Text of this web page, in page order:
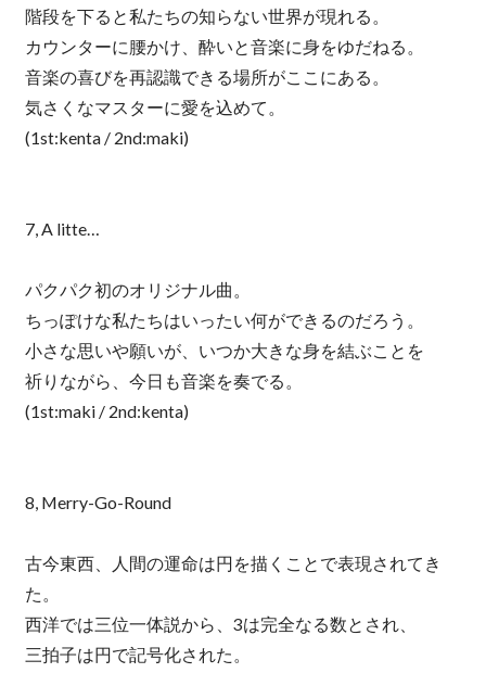
階段を下ると私たちの知らない世界が現れる。
カウンターに腰かけ、酔いと音楽に身をゆだねる。
音楽の喜びを再認識できる場所がここにある。
気さくなマスターに愛を込めて。
(1st:kenta / 2nd:maki)
7, A litte…
パクパク初のオリジナル曲。
ちっぽけな私たちはいったい何ができるのだろう。
小さな思いや願いが、いつか大きな身を結ぶことを
祈りながら、今日も音楽を奏でる。
(1st:maki / 2nd:kenta)
8, Merry-Go-Round
古今東西、人間の運命は円を描くことで表現されてき
た。
西洋では三位一体説から、3は完全なる数とされ、
三拍子は円で記号化された。